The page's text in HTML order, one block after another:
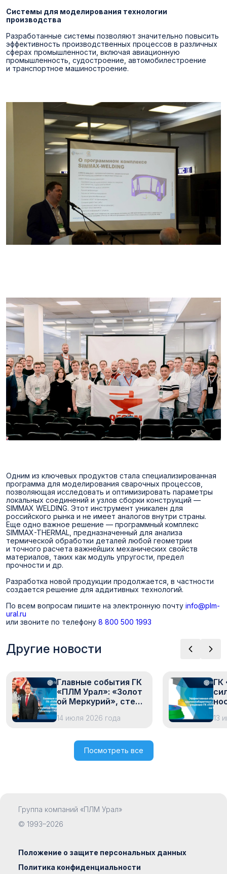
Системы для моделирования технологии
производства
Разработанные системы позволяют значительно повысить
эффективность производственных процессов в различных
сферах промышленности, включая авиационную
промышленность, судостроение, автомобилестроение
и транспортное машиностроение.
Одним из ключевых продуктов стала специализированная
программа для моделирования сварочных процессов,
позволяющая исследовать и оптимизировать параметры
локальных соединений и узлов сборки конструкций —
SIMMAX WELDING. Этот инструмент уникален для
российского рынка и не имеет аналогов внутри страны.
Еще одно важное решение — программный комплекс
SIMMAX-THERMAL, предназначенный для анализа
термической обработки деталей любой геометрии
и точного расчета важнейших механических свойств
материалов, таких как модуль упругости, предел
прочности и др.
Разработка новой продукции продолжается, в частности
создается решение для аддитивных технологий.
По всем вопросам пишите на электронную почту info@plm-
ural.ru
или звоните по телефону 8 800 500 1993
Другие новости
Главные события ГК
«ПЛМ Урал»: «Золот
ой Меркурий», стен
тификация и обмен о
14 июля 2026 года
ГК
13
Посмотреть все
Группа компаний «ПЛМ Урал»
© 1993–2026
Положение о защите персональных данных
Политика конфиденциальности